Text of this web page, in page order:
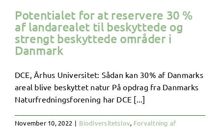
Potentialet for at reservere 30 %
af landarealet til beskyttede og
strengt beskyttede områder i
Danmark
DCE, Århus Universitet: Sådan kan 30% af Danmarks
areal blive beskyttet natur På opdrag fra Danmarks
Naturfredningsforening har DCE [...]
November 10, 2022 | Biodiversitetslov, Forvaltning af